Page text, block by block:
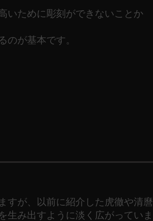
いために彫刻ができないことか
のが基本です。
すが、以前に紹介した虎徹や清麿
生み出すように淡く広がっていま